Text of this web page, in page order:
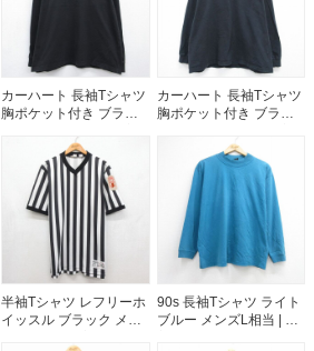
カーハート 長袖Tシャツ
胸ポケット付き ブラッ
カーハート 長袖Tシャツ
胸ポケット付き ブラッ
半袖Tシャツ レフリーホ
イッスル ブラック メン
90s 長袖Tシャツ ライト
ブルー メンズL相当 | 古